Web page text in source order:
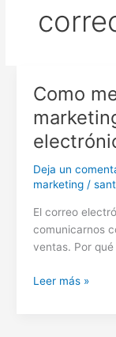
Como
Deja un
marketing/
El correo
comunicarnos
ventas. Por
Como
Leer más »